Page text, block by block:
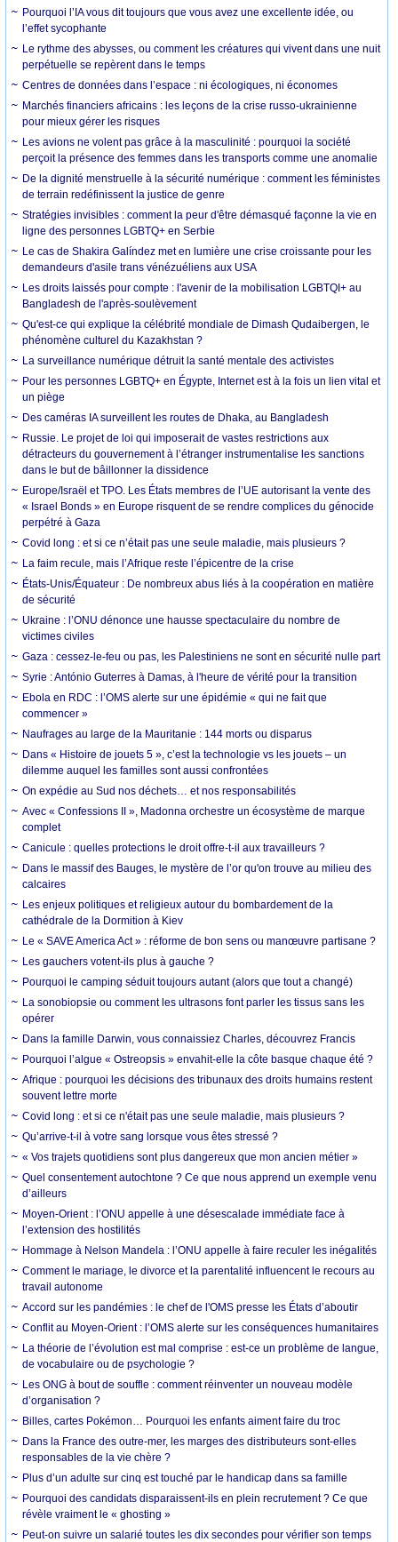
Pourquoi l’IA vous dit toujours que vous avez une excellente idée, ou
l’effet sycophante
Le rythme des abysses, ou comment les créatures qui vivent dans une nuit
perpétuelle se repèrent dans le temps
Centres de données dans l’espace : ni écologiques, ni économes
Marchés financiers africains : les leçons de la crise russo-ukrainienne
pour mieux gérer les risques
Les avions ne volent pas grâce à la masculinité : pourquoi la société
perçoit la présence des femmes dans les transports comme une anomalie
De la dignité menstruelle à la sécurité numérique : comment les féministes
de terrain redéfinissent la justice de genre
Stratégies invisibles : comment la peur d'être démasqué façonne la vie en
ligne des personnes LGBTQ+ en Serbie
Le cas de Shakira Galíndez met en lumière une crise croissante pour les
demandeurs d'asile trans vénézuéliens aux USA
Les droits laissés pour compte : l'avenir de la mobilisation LGBTQI+ au
Bangladesh de l'après-soulèvement
Qu'est-ce qui explique la célébrité mondiale de Dimash Qudaibergen, le
phénomène culturel du Kazakhstan ?
La surveillance numérique détruit la santé mentale des activistes
Pour les personnes LGBTQ+ en Égypte, Internet est à la fois un lien vital et
un piège
Des caméras IA surveillent les routes de Dhaka, au Bangladesh
Russie. Le projet de loi qui imposerait de vastes restrictions aux
détracteurs du gouvernement à l’étranger instrumentalise les sanctions
dans le but de bâillonner la dissidence
Europe/Israël et TPO. Les États membres de l’UE autorisant la vente des
« Israel Bonds » en Europe risquent de se rendre complices du génocide
perpétré à Gaza
Covid long : et si ce n’était pas une seule maladie, mais plusieurs ?
La faim recule, mais l’Afrique reste l’épicentre de la crise
États-Unis/Équateur : De nombreux abus liés à la coopération en matière
de sécurité
Ukraine : l’ONU dénonce une hausse spectaculaire du nombre de
victimes civiles
Gaza : cessez-le-feu ou pas, les Palestiniens ne sont en sécurité nulle part
Syrie : António Guterres à Damas, à l'heure de vérité pour la transition
Ebola en RDC : l’OMS alerte sur une épidémie « qui ne fait que
commencer »
Naufrages au large de la Mauritanie : 144 morts ou disparus
Dans « Histoire de jouets 5 », c’est la technologie vs les jouets – un
dilemme auquel les familles sont aussi confrontées
On expédie au Sud nos déchets… et nos responsabilités
Avec « Confessions II », Madonna orchestre un écosystème de marque
complet
Canicule : quelles protections le droit offre-t-il aux travailleurs ?
Dans le massif des Bauges, le mystère de l’or qu'on trouve au milieu des
calcaires
Les enjeux politiques et religieux autour du bombardement de la
cathédrale de la Dormition à Kiev
Le « SAVE America Act » : réforme de bon sens ou manœuvre partisane ?
Les gauchers votent-ils plus à gauche ?
Pourquoi le camping séduit toujours autant (alors que tout a changé)
La sonobiopsie ou comment les ultrasons font parler les tissus sans les
opérer
Dans la famille Darwin, vous connaissiez Charles, découvrez Francis
Pourquoi l’algue « Ostreopsis » envahit-elle la côte basque chaque été ?
Afrique : pourquoi les décisions des tribunaux des droits humains restent
souvent lettre morte
Covid long : et si ce n'était pas une seule maladie, mais plusieurs ?
Qu’arrive-t-il à votre sang lorsque vous êtes stressé ?
« Vos trajets quotidiens sont plus dangereux que mon ancien métier »
Quel consentement autochtone ? Ce que nous apprend un exemple venu
d’ailleurs
Moyen-Orient : l’ONU appelle à une désescalade immédiate face à
l’extension des hostilités
Hommage à Nelson Mandela : l’ONU appelle à faire reculer les inégalités
Comment le mariage, le divorce et la parentalité influencent le recours au
travail autonome
Accord sur les pandémies : le chef de l'OMS presse les États d’aboutir
Conflit au Moyen-Orient : l’OMS alerte sur les conséquences humanitaires
La théorie de l’évolution est mal comprise : est-ce un problème de langue,
de vocabulaire ou de psychologie ?
Les ONG à bout de souffle : comment réinventer un nouveau modèle
d’organisation ?
Billes, cartes Pokémon… Pourquoi les enfants aiment faire du troc
Dans la France des outre-mer, les marges des distributeurs sont-elles
responsables de la vie chère ?
Plus d’un adulte sur cinq est touché par le handicap dans sa famille
Pourquoi des candidats disparaissent-ils en plein recrutement ? Ce que
révèle vraiment le « ghosting »
Peut-on suivre un salarié toutes les dix secondes pour vérifier son temps